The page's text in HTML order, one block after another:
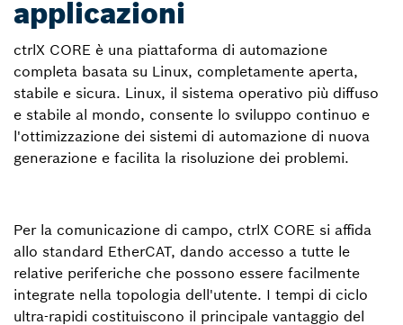
applicazioni
ctrlX CORE è una piattaforma di automazione
completa basata su Linux, completamente aperta,
stabile e sicura. Linux, il sistema operativo più diffuso
e stabile al mondo, consente lo sviluppo continuo e
l'ottimizzazione dei sistemi di automazione di nuova
generazione e facilita la risoluzione dei problemi.
Per la comunicazione di campo, ctrlX CORE si affida
allo standard EtherCAT, dando accesso a tutte le
relative periferiche che possono essere facilmente
integrate nella topologia dell'utente. I tempi di ciclo
ultra-rapidi costituiscono il principale vantaggio del